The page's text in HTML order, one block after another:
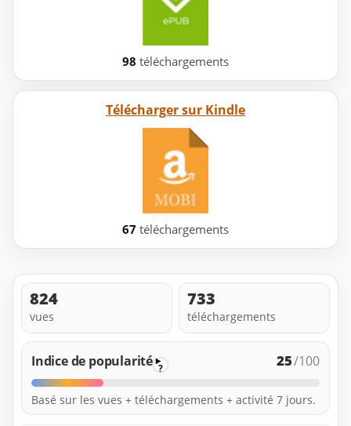
98 téléchargements
Télécharger sur Kindle
67 téléchargements
824
vues
733
téléchargements
Indice de popularité ? 25/100
Basé sur les vues + téléchargements + activité 7 jours.